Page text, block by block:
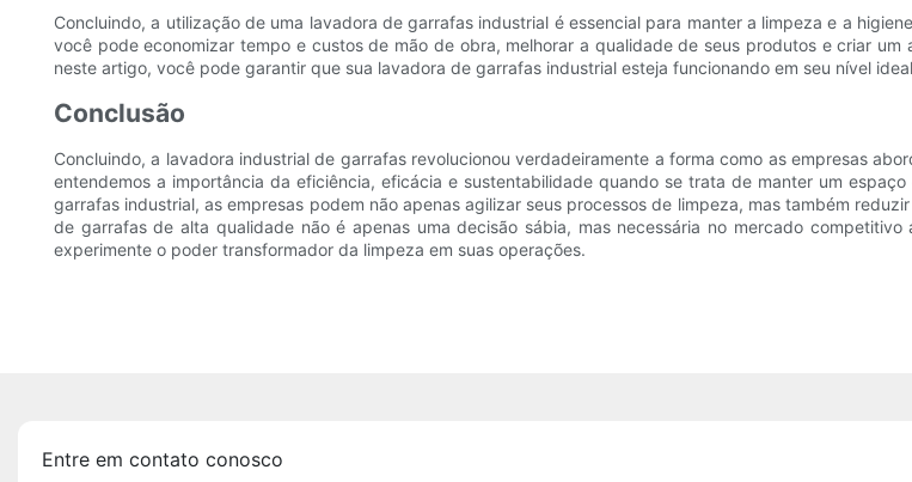
Concluindo, a utilização de uma lavadora de garrafas industrial é essencial para manter a limpeza e a
você pode economizar tempo e custos de mão de obra, melhorar a qualidade de seus produtos e criar
neste artigo, você pode garantir que sua lavadora de garrafas industrial esteja funcionando em seu nível
Conclusão
Concluindo, a lavadora industrial de garrafas revolucionou verdadeiramente a forma como as empresas
entendemos a importância da eficiência, eficácia e sustentabilidade quando se trata de manter um
garrafas industrial, as empresas podem não apenas agilizar seus processos de limpeza, mas também
de garrafas de alta qualidade não é apenas uma decisão sábia, mas necessária no mercado
experimente o poder transformador da limpeza em suas operações.
Entre em contato conosco